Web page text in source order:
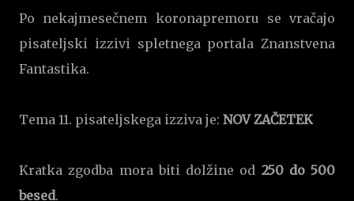
Po nekajmesečnem koronapremoru se vračajo
pisateljski izzivi spletnega portala Znanstvena
Fantastika.
Tema 11. pisateljskega izziva je: NOV ZAČETEK
Kratka zgodba mora biti dolžine od 250 do 500
besed.